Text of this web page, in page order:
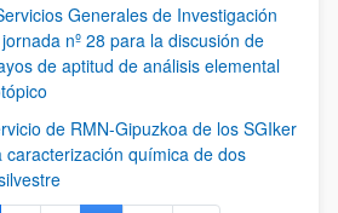
Generales de Investigación
nº 28 para la discusión de
de aptitud de análisis elemental
de RMN-Gipuzkoa de los SGIker
caracterización química de dos